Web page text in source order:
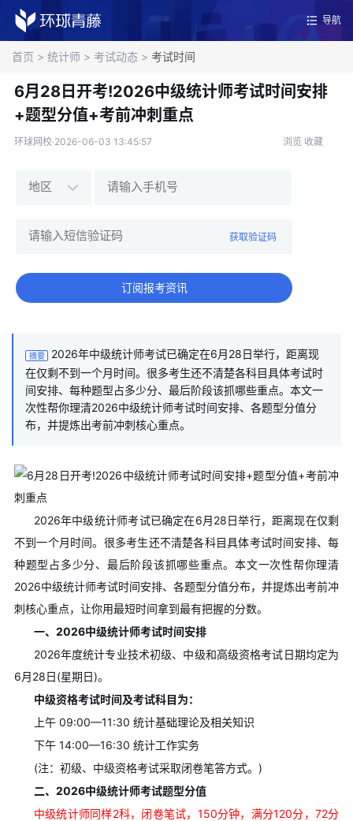
导航
首页 > 统计师 > 考试动态 > 考试时间
6月28日开考!2026中级统计师考试时间安排
+题型分值+考前冲刺重点
环球网校·2026-06-03 13:45:57 浏览 收藏
获取验证码
订阅报考资讯
摘要
2026年中级统计师考试已确定在6月28日举行，距离现
在仅剩不到一个月时间。很多考生还不清楚各科目具体考试时
间安排、每种题型占多少分、最后阶段该抓哪些重点。本文一
次性帮你理清2026中级统计师考试时间安排、各题型分值分
布，并提炼出考前冲刺核心重点。
2026年中级统计师考试已确定在6月28日举行，距离现在仅剩
不到一个月时间。很多考生还不清楚各科目具体考试时间安排、每
种题型占多少分、最后阶段该抓哪些重点。本文一次性帮你理清
2026中级统计师考试时间安排、各题型分值分布，并提炼出考前冲
刺核心重点，让你用最短时间拿到最有把握的分数。
一、2026中级统计师考试时间安排
2026年度统计专业技术初级、中级和高级资格考试日期均定为
6月28日(星期日)。
中级资格考试时间及考试科目为：
上午 09:00—11:30 统计基础理论及相关知识
下午 14:00—16:30 统计工作实务
(注：初级、中级资格考试采取闭卷笔答方式。)
二、2026中级统计师考试题型分值
中级统计师同样2科，闭卷笔试，150分钟，满分120分，72分